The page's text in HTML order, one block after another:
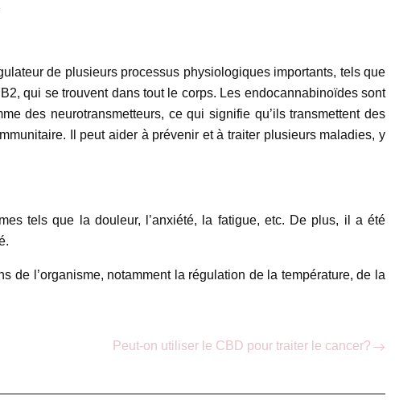
de plusieurs processus physiologiques importants, tels que
qui se trouvent dans tout le corps. Les endocannabinoïdes sont
des neurotransmetteurs, ce qui signifie qu’ils transmettent des
Il peut aider à prévenir et à traiter plusieurs maladies, y
tels que la douleur, l’anxiété, la fatigue, etc. De plus, il a été
de l’organisme, notamment la régulation de la température, de la
Peut-on utiliser le CBD pour traiter le cancer?